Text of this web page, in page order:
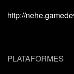
http://
PLATAFORMES